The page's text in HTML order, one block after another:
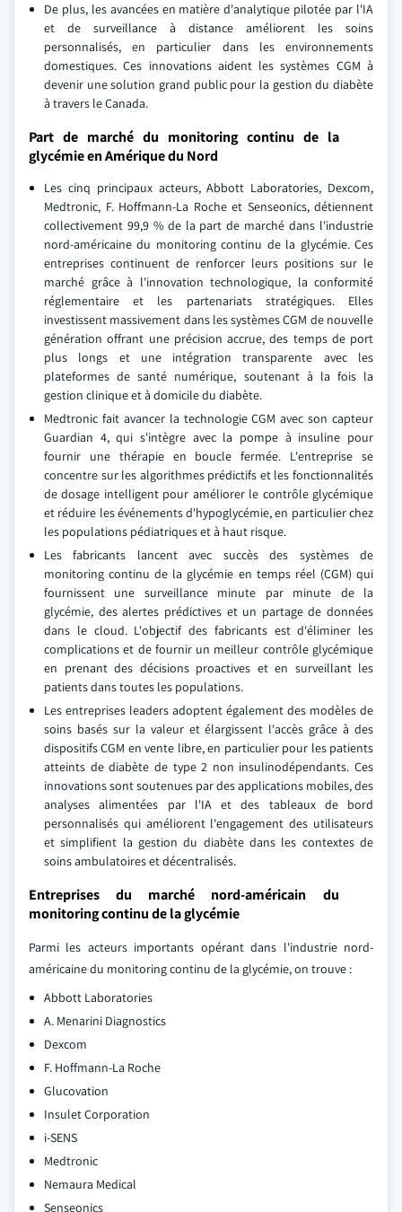
De plus, les avancées en matière d'analytique pilotée par l'IA
et de surveillance à distance améliorent les soins
personnalisés, en particulier dans les environnements
domestiques. Ces innovations aident les systèmes CGM à
devenir une solution grand public pour la gestion du diabète
à travers le Canada.
Part de marché du monitoring continu de la
glycémie en Amérique du Nord
Les cinq principaux acteurs, Abbott Laboratories, Dexcom,
Medtronic, F. Hoffmann-La Roche et Senseonics, détiennent
collectivement 99,9 % de la part de marché dans l'industrie
nord-américaine du monitoring continu de la glycémie. Ces
entreprises continuent de renforcer leurs positions sur le
marché grâce à l'innovation technologique, la conformité
réglementaire et les partenariats stratégiques. Elles
investissent massivement dans les systèmes CGM de nouvelle
génération offrant une précision accrue, des temps de port
plus longs et une intégration transparente avec les
plateformes de santé numérique, soutenant à la fois la
gestion clinique et à domicile du diabète.
Medtronic fait avancer la technologie CGM avec son capteur
Guardian 4, qui s'intègre avec la pompe à insuline pour
fournir une thérapie en boucle fermée. L'entreprise se
concentre sur les algorithmes prédictifs et les fonctionnalités
de dosage intelligent pour améliorer le contrôle glycémique
et réduire les événements d'hypoglycémie, en particulier chez
les populations pédiatriques et à haut risque.
Les fabricants lancent avec succès des systèmes de
monitoring continu de la glycémie en temps réel (CGM) qui
fournissent une surveillance minute par minute de la
glycémie, des alertes prédictives et un partage de données
dans le cloud. L'objectif des fabricants est d'éliminer les
complications et de fournir un meilleur contrôle glycémique
en prenant des décisions proactives et en surveillant les
patients dans toutes les populations.
Les entreprises leaders adoptent également des modèles de
soins basés sur la valeur et élargissent l'accès grâce à des
dispositifs CGM en vente libre, en particulier pour les patients
atteints de diabète de type 2 non insulinodépendants. Ces
innovations sont soutenues par des applications mobiles, des
analyses alimentées par l'IA et des tableaux de bord
personnalisés qui améliorent l'engagement des utilisateurs
et simplifient la gestion du diabète dans les contextes de
soins ambulatoires et décentralisés.
Entreprises du marché nord-américain du
monitoring continu de la glycémie
Parmi les acteurs importants opérant dans l'industrie nord-
américaine du monitoring continu de la glycémie, on trouve :
Abbott Laboratories
A. Menarini Diagnostics
Dexcom
F. Hoffmann-La Roche
Glucovation
Insulet Corporation
i-SENS
Medtronic
Nemaura Medical
Senseonics